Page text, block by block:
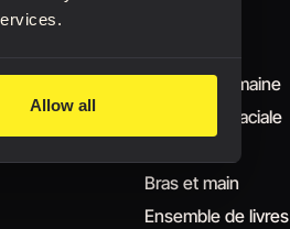
Allow all
La figure humaine
Expression faciale
Bras et main
Ensemble de livres